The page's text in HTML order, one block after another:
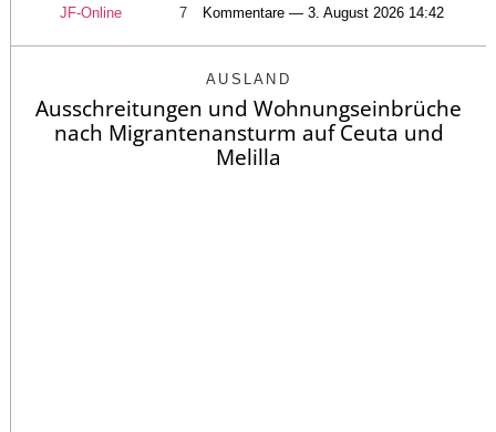
JF-Online 7 Kommentare — 3. August 2026 14:42
AUSLAND
Ausschreitungen und Wohnungseinbrüche
nach Migrantenansturm auf Ceuta und
Melilla